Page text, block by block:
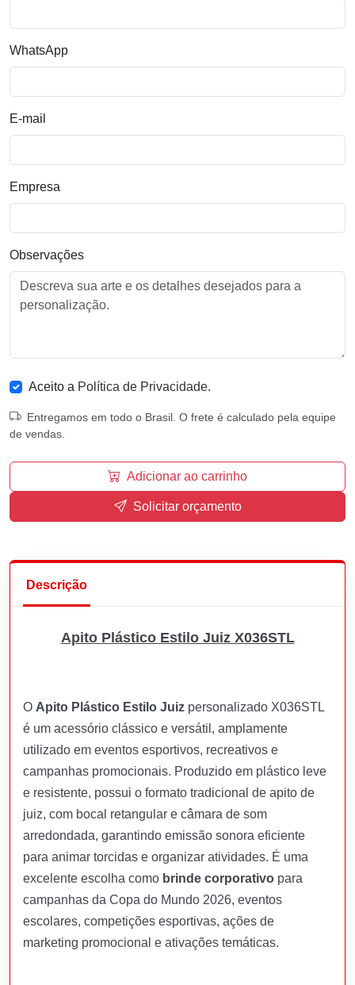
WhatsApp
E-mail
Empresa
Observações
Aceito a Política de Privacidade.
Entregamos em todo o Brasil. O frete é calculado pela equipe
de vendas.
Adicionar ao carrinho
Solicitar orçamento
Descrição
Apito Plástico Estilo Juiz X036STL
O Apito Plástico Estilo Juiz personalizado X036STL
é um acessório clássico e versátil, amplamente
utilizado em eventos esportivos, recreativos e
campanhas promocionais. Produzido em plástico leve
e resistente, possui o formato tradicional de apito de
juiz, com bocal retangular e câmara de som
arredondada, garantindo emissão sonora eficiente
para animar torcidas e organizar atividades. É uma
excelente escolha como brinde corporativo para
campanhas da Copa do Mundo 2026, eventos
escolares, competições esportivas, ações de
marketing promocional e ativações temáticas.